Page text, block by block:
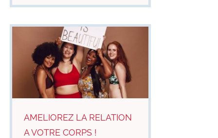
AMELIOREZ LA RELATION
A VOTRE CORPS !